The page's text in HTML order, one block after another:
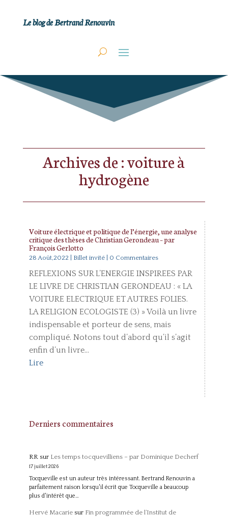
Le blog de Bertrand Renouvin
Archives de : voiture à
hydrogène
Voiture électrique et politique de l’énergie, une analyse
critique des thèses de Christian Gerondeau – par
François Gerlotto
28 Août,2022 Billet invité| 0 Commentaires
REFLEXIONS SUR L’ENERGIE INSPIREES PAR
LE LIVRE DE CHRISTIAN GERONDEAU : « LA
VOITURE ELECTRIQUE ET AUTRES FOLIES.
LA RELIGION ECOLOGISTE (3) » Voilà un livre
indispensable et porteur de sens, mais
compliqué. Notons tout d’abord qu’il s’agit
enfin d’un livre...
Lire
Derniers commentaires
RRsur Les temps tocquevilliens – par Dominique Decherf
17 juillet 2026
Tocqueville est un auteur très intéressant. Bertrand Renouvin a
parfaitement raison lorsqu'il écrit que Tocqueville a beaucoup
plus d'intérêt que…
Hervé Macariesur Fin programmée de l’Institut de